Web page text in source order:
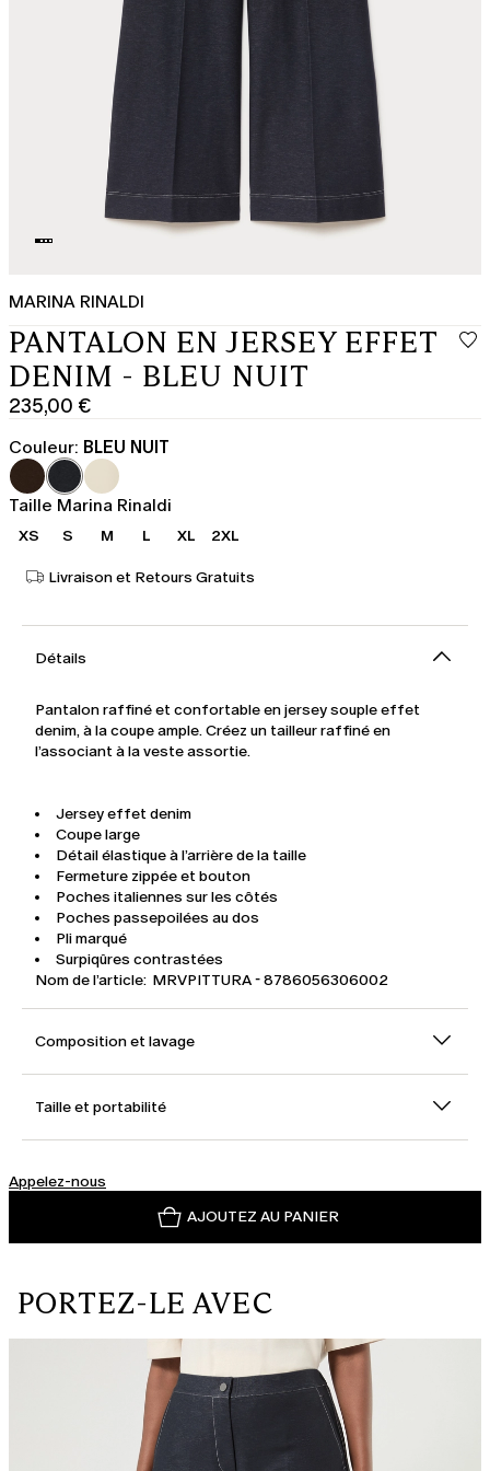
MARINA RINALDI
PANTALON EN JERSEY EFFET
DENIM - BLEU NUIT
235,00 €
Prix
actuel
235,00
€
Couleur: BLEU NUIT
Taille Marina Rinaldi
XS S M L XL 2XL
Livraison et Retours Gratuits
Détails
Pantalon raffiné et confortable en jersey souple effet
denim, à la coupe ample. Créez un tailleur raffiné en
l’associant à la veste assortie.
Jersey effet denim
Coupe large
Détail élastique à l’arrière de la taille
Fermeture zippée et bouton
Poches italiennes sur les côtés
Poches passepoilées au dos
Pli marqué
Surpiqûres contrastées
Nom de l’article: MRVPITTURA - 8786056306002
Composition et lavage
Taille et portabilité
Appelez-nous
AJOUTEZ AU PANIER
PORTEZ-LE AVEC